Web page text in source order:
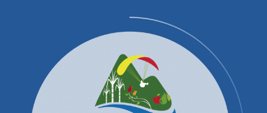
Productos y Servicios
Convocatorias Precalificación